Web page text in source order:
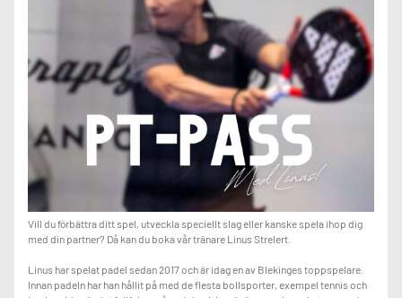
Vill du förbättra ditt spel, utveckla speciellt slag eller kanske spela ihop dig
med din partner? Då kan du boka vår tränare Linus Strelert.
Linus har spelat padel sedan 2017 och är idag en av Blekinges toppspelare.
Innan padeln har han hållit på med de flesta bollsporter, exempel tennis och